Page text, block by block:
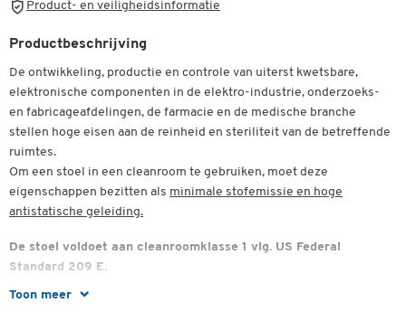
Product- en veiligheidsinformatie
Toon meer
Productbeschrijving
De ontwikkeling, productie en controle van uiterst kwetsbare,
elektronische componenten in de elektro-industrie, onderzoeks-
en fabricageafdelingen, de farmacie en de medische branche
stellen hoge eisen aan de reinheid en steriliteit van de betreffende
ruimtes.
Om een stoel in een cleanroom te gebruiken, moet deze
eigenschappen bezitten als minimale stofemissie en hoge
antistatische geleiding.
De stoel voldoet aan cleanroomklasse 1 vlg. US Federal
Standard 209 E.
ergonomisch gevormde zitting en rugleuning met